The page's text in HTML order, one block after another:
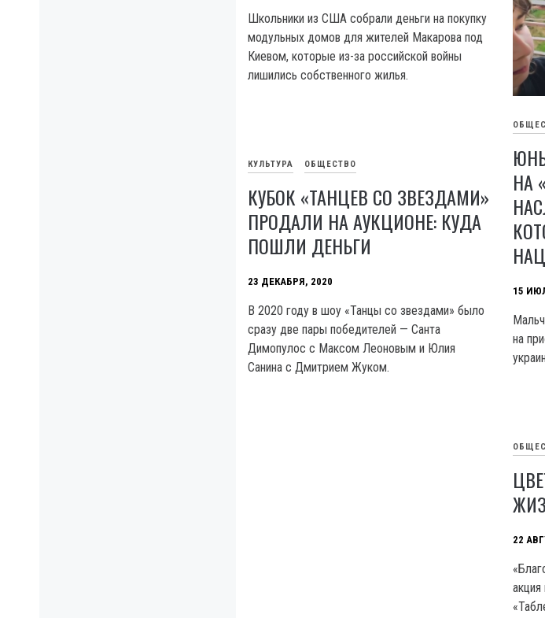
Школьники из США собрали деньги на покупку
модульных домов для жителей Макарова под
Киевом, которые из-за российской войны
лишились собственного жилья.
НА
15
на
КУЛЬТУРА ОБЩЕСТВО
КУБОК «ТАНЦЕВ СО ЗВЕЗДАМИ»
ПРОДАЛИ НА АУКЦИОНЕ: КУДА
ПОШЛИ ДЕНЬГИ
23 ДЕКАБРЯ, 2020
В 2020 году в шоу «Танцы со звездами» было
сразу две пары победителей — Санта
Димопулос с Максом Леоновым и Юлия
Санина с Дмитрием Жуком.
22